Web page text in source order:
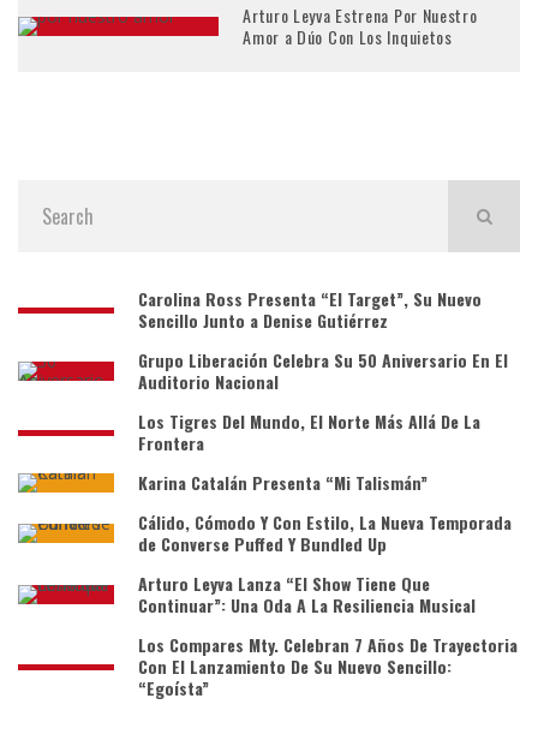
Arturo Leyva Estrena Por Nuestro
Amor a Dúo Con Los Inquietos
Carolina Ross Presenta “El Target”, Su Nuevo
Sencillo Junto a Denise Gutiérrez
Grupo Liberación Celebra Su 50 Aniversario En El
Auditorio Nacional
Los Tigres Del Mundo, El Norte Más Allá De La
Frontera
Karina Catalán Presenta “Mi Talismán”
Cálido, Cómodo Y Con Estilo, La Nueva Temporada
de Converse Puffed Y Bundled Up
Arturo Leyva Lanza “El Show Tiene Que
Continuar”: Una Oda A La Resiliencia Musical
Los Compares Mty. Celebran 7 Años De Trayectoria
Con El Lanzamiento De Su Nuevo Sencillo:
“Egoísta”